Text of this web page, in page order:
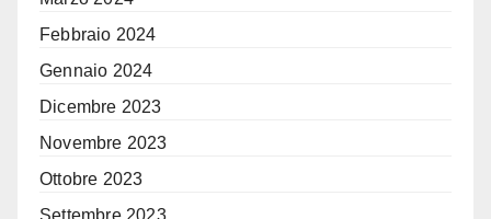
Febbraio 2024
Gennaio 2024
Dicembre 2023
Novembre 2023
Ottobre 2023